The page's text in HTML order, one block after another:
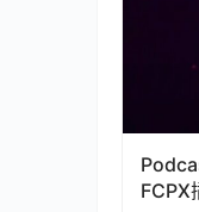
FCPX